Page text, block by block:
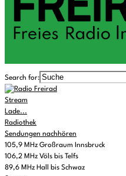
Search for:
Stream
Lade...
Radiothek
Sendungen nachhören
105,9 MHz Großraum Innsbruck
106,2 MHz Völs bis Telfs
89,6 MHz Hall bis Schwaz